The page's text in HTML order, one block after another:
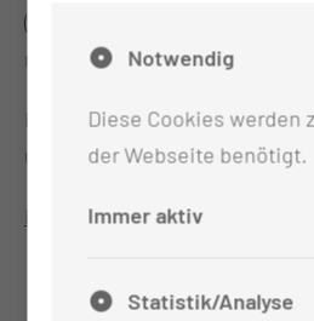
(Wander- oder Walking-Stöcke
mitgebracht werden).
Bitte achten Sie auf
und festes Schuhwerk!
Die Teilnahme erfolgt in
Notwendig
Diese Cookies werden
der Webseite benötigt.
Immer aktiv
Statistik/Analyse